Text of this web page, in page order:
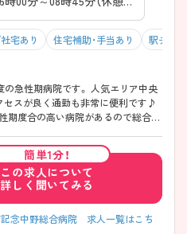
宅あり 住宅補助・手当あり 駅チカ（
急性期病院です。 人気エリア中央
セスが良く通勤も非常に便利です♪
期度合の高い病院があるので総合病
めです★ 看護師経験が5～8年目の方
きやすい環境です。 プリセプター
経験の浅い方、ブランクのある方も
です。 ワークライフバランスを整え
考えの方にピッタリです♪
簡単1分！
この求人について
詳しく聞いてみる
念中野総合病院 求人一覧はこち